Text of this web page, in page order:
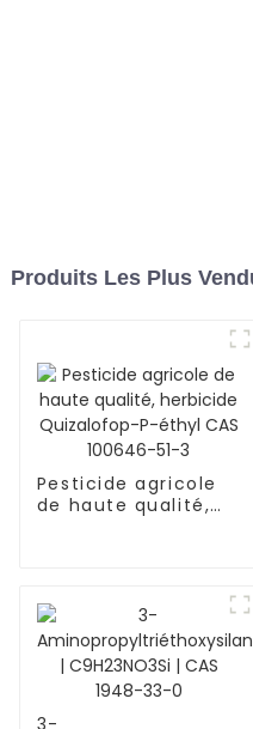
Produits Les Plus
Pesticide agricole
de haute qualité,
3-